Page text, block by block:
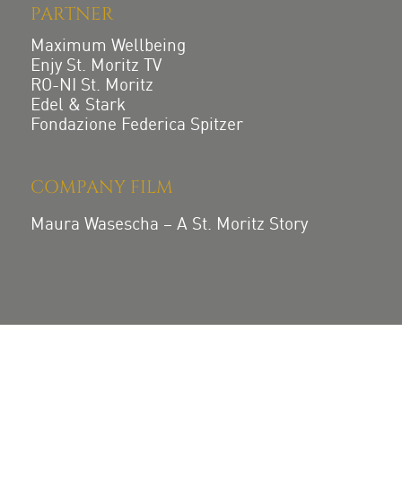
PARTNER
Maximum Wellbeing
Enjy St. Moritz TV
RO-NI St. Moritz
Edel & Stark
Fondazione Federica Spitzer
COMPANY FILM
Maura Wasescha – A St. Moritz Story